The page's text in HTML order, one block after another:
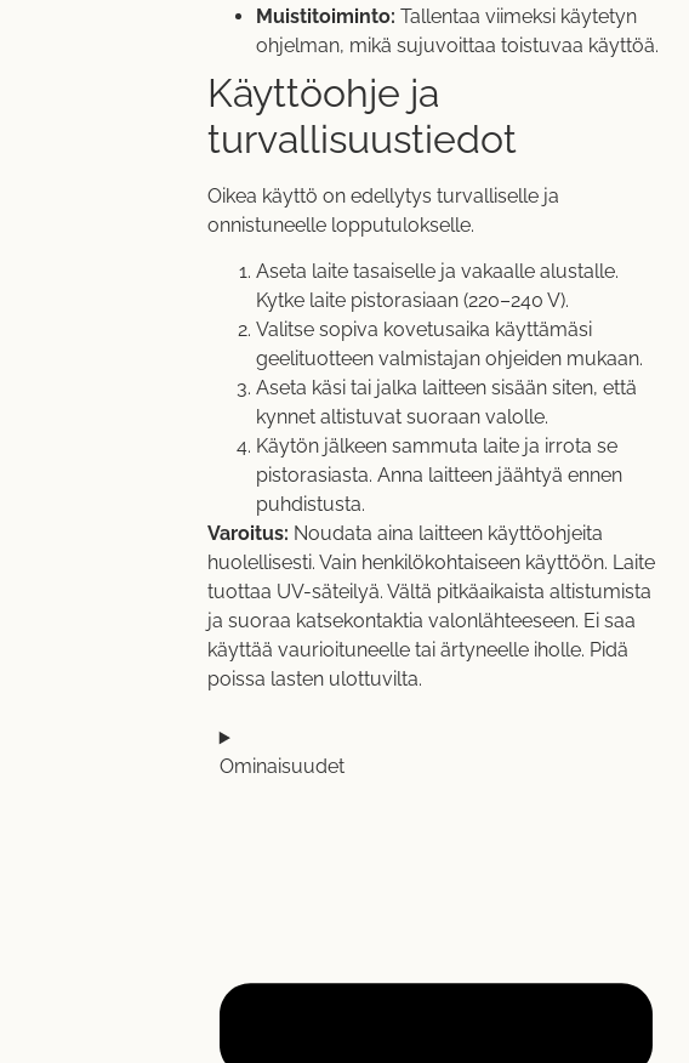
Muistitoiminto: Tallentaa viimeksi käytetyn
ohjelman, mikä sujuvoittaa toistuvaa käyttöä.
Käyttöohje ja
turvallisuustiedot
Oikea käyttö on edellytys turvalliselle ja
onnistuneelle lopputulokselle.
Aseta laite tasaiselle ja vakaalle alustalle.
Kytke laite pistorasiaan (220–240 V).
Valitse sopiva kovetusaika käyttämäsi
geelituotteen valmistajan ohjeiden mukaan.
Aseta käsi tai jalka laitteen sisään siten, että
kynnet altistuvat suoraan valolle.
Käytön jälkeen sammuta laite ja irrota se
pistorasiasta. Anna laitteen jäähtyä ennen
puhdistusta.
Varoitus: Noudata aina laitteen käyttöohjeita
huolellisesti. Vain henkilökohtaiseen käyttöön. Laite
tuottaa UV-säteilyä. Vältä pitkäaikaista altistumista
ja suoraa katsekontaktia valonlähteeseen. Ei saa
käyttää vaurioituneelle tai ärtyneelle iholle. Pidä
poissa lasten ulottuvilta.
Ominaisuudet